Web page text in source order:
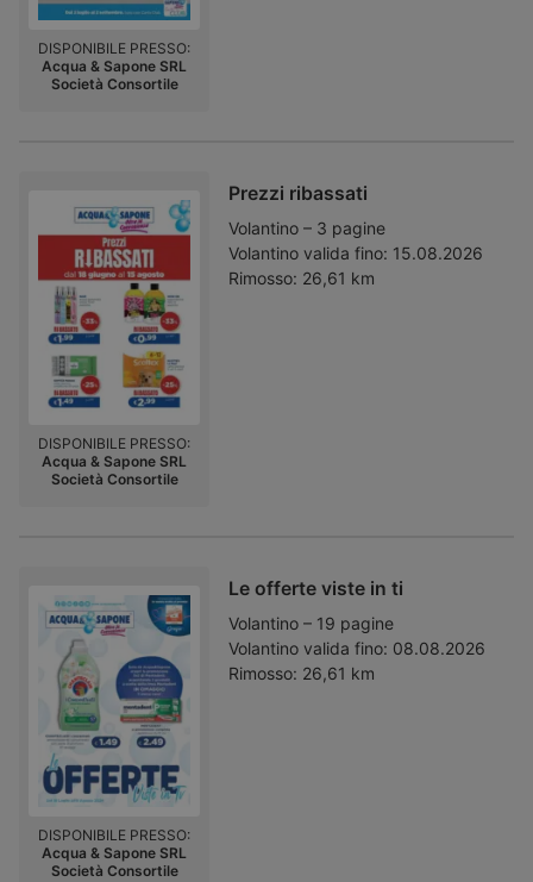
DISPONIBILE PRESSO:
Acqua & Sapone SRL
Società Consortile
Prezzi ribassati
Volantino – 3 pagine
Volantino valida fino: 15.08.2026
Rimosso: 26,61 km
DISPONIBILE PRESSO:
Acqua & Sapone SRL
Società Consortile
Le offerte viste in ti
Volantino – 19 pagine
Volantino valida fino: 08.08.2026
Rimosso: 26,61 km
DISPONIBILE PRESSO:
Acqua & Sapone SRL
Società Consortile